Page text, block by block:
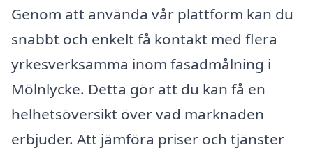
Genom att använda vår plattform kan du
snabbt och enkelt få kontakt med flera
yrkesverksamma inom fasadmålning i
Mölnlycke. Detta gör att du kan få en
helhetsöversikt över vad marknaden
erbjuder. Att jämföra priser och tjänster